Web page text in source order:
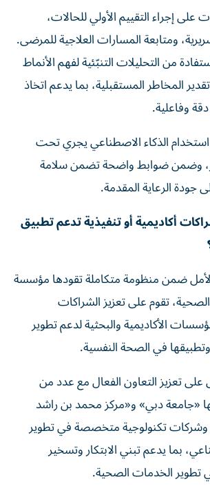
على إجراء التقييم الأولي للحالات،
ومتابعة المسارات العلاجية للمرضى.
من التحليلات التنبّئية لفهم الأنماط
المخاطر المستقبلية، بما يدعم اتخاذ
وفاعلية.
الذكاء الاصطناعي يجري تحت
وضمن ضوابط واضحة تضمن سلامة
الرعاية المقدمة.
أكاديمية أو تنفيذية تدعم تطبيق
ضمن منظومة متكاملة تقودها مؤسسة
تقوم على تعزيز الشراكات
الأكاديمية والبحثية لدعم تطوير
في الصحة النفسية.
تعزيز التعاون الفعال مع عدد من
«جامعة دبي» و«مركز محمد بن راشد
وشركات تكنولوجية متخصصة في تطوير
بما يدعم تبني الابتكار وتسخير
تطوير الخدمات الصحية.